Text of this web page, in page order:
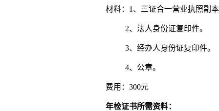
材料：1、三证合一营业执照副
2、法人身份证复印件。
3、经办人身份证复印件。
4、公章。
费用：300元
年检证书所需资料：